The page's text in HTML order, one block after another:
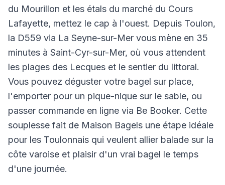
du Mourillon et les étals du marché du Cours
Lafayette, mettez le cap à l'ouest. Depuis Toulon,
la D559 via La Seyne-sur-Mer vous mène en 35
minutes à Saint-Cyr-sur-Mer, où vous attendent
les plages des Lecques et le sentier du littoral.
Vous pouvez déguster votre bagel sur place,
l'emporter pour un pique-nique sur le sable, ou
passer commande en ligne via Be Booker. Cette
souplesse fait de Maison Bagels une étape idéale
pour les Toulonnais qui veulent allier balade sur la
côte varoise et plaisir d'un vrai bagel le temps
d'une journée.